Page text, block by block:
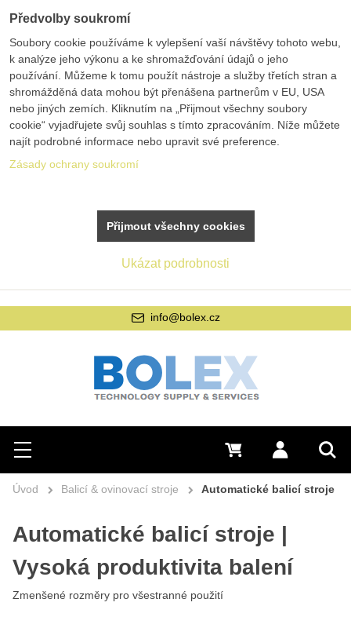
Hledat
Menu Přihlásit se
0 Kč
info@bolex.cz
Úvod Balicí & ovinovací stroje Automatické balicí stroje
Automatické balicí stroje |
Vysoká produktivita balení
Zmenšené rozměry pro všestranné použití
Předvolby soukromí
Soubory cookie používáme k vylepšení vaší návštěvy tohoto webu,
k analýze jeho výkonu a ke shromažďování údajů o jeho
používání. Můžeme k tomu použít nástroje a služby třetích stran a
shromážděná data mohou být přenášena partnerům v EU, USA
nebo jiných zemích. Kliknutím na „Přijmout všechny soubory
cookie“ vyjadřujete svůj souhlas s tímto zpracováním. Níže můžete
najít podrobné informace nebo upravit své preference.
Zásady ochrany soukromí
Ukázat podrobnosti
Přijmout všechny cookies